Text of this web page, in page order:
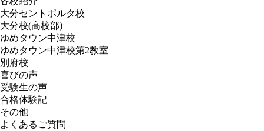
大分セントポルタ校
大分校(高校部)
ゆめタウン中津校
ゆめタウン中津校第2教室
別府校
喜びの声
受験生の声
合格体験記
その他
よくあるご質問